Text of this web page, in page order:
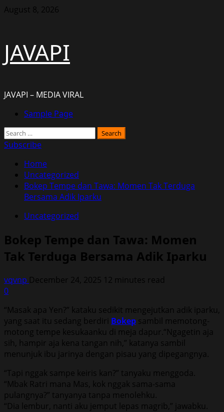
Skip
August 8, 2026
JAVAPI
JAVAPI – MEDIA VIRAL
PrimarySample Page
Search
for:
Subscribe
Home
Uncategorized
Bokep Tempe dan Tawa: Momen Tak Terduga
Bersama Adik Iparku
Uncategorized
Bokep Tempe dan Tawa: Momen
Tak Terduga Bersama Adik Iparku
vqvnp December 24, 2025 12 minutes read
0
“Masak apa Yen?” kataku sedikit mengejutkan adik iparku,
yang saat itu sedang berdiri Bokep sambil memotong-
motong tempe kesukaanku di meja dapur.“Ngagetin aja
sih, hampir aja kena tangan nih,” katanya sambil
menunjuk ibu jarinya dengan pisau yang dipegangnya.
“Tapi nggak sampe keiris kan?” tanyaku menggoda.
“Mbak Ratri mana Mas, kok nggak sama-sama
pulangnya?” tanyanya tanpa menolehku.
“Dia lembur, nanti aku jemput lepas magrib,” jawabku.